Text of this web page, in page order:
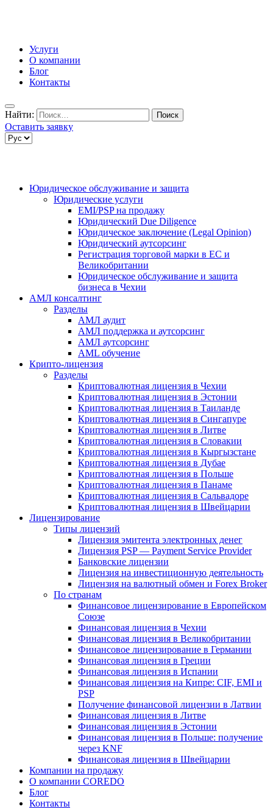
Услуги
О компании
Блог
Контакты
Найти:
Оставить заявку
Юридическое обслуживание и защита
Юридические услуги
EMI/PSP на продажу
Юридический Due Diligence
Юридическое заключение (Legal Opinion)
Юридический аутсорсинг
Регистрация торговой марки в ЕС и
Великобритании
Юридическое обслуживание и защита
бизнеса в Чехии
АМЛ консалтинг
Разделы
АМЛ аудит
АМЛ поддержка и аутсорсинг
АМЛ аутсорсинг
AML обучение
Крипто-лицензия
Разделы
Криптовалютная лицензия в Чехии
Криптовалютная лицензия в Эстонии
Криптовалютная лицензия в Таиланде
Криптовалютная лицензия в Сингапуре
Криптовалютная лицензия в Литве
Криптовалютная лицензия в Словакии
Криптовалютная лицензия в Кыргызстане
Криптовалютная лицензия в Дубае
Криптовалютная лицензия в Польше
Криптовалютная лицензия в Панаме
Криптовалютная лицензия в Сальвадоре
Криптовалютная лицензия в Швейцарии
Лицензирование
Типы лицензий
Лицензия эмитента электронных денег
Лицензия PSP — Payment Service Provider
Банковские лицензии
Лицензия на инвестиционную деятельность
Лицензия на валютный обмен и Forex Broker
По странам
Финансовое лицензирование в Европейском
Союзе
Финансовая лицензия в Чехии
Финансовая лицензия в Великобритании
Финансовое лицензирование в Германии
Финансовая лицензия в Греции
Финансовая лицензия в Испании
Финансовая лицензия на Кипре: CIF, EMI и
PSP
Получение финансовой лицензии в Латвии
Финансовая лицензия в Литве
Финансовая лицензия в Эстонии
Финансовая лицензия в Польше: получение
через KNF
Финансовая лицензия в Швейцарии
Компании на продажу
О компании COREDO
Блог
Контакты